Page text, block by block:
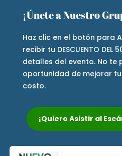
¡Únete a Nuestro
Haz clic en el botón para
recibir tu DESCUENTO DEL
detalles del evento. No te
oportunidad de mejorar
costo.
¡Quiero Asistir al